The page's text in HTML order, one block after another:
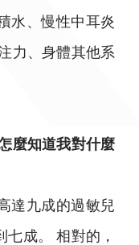
水、慢性中耳炎
力、身體其他系
麼知道我對什麼
達九成的過敏兒
成。 相對的，